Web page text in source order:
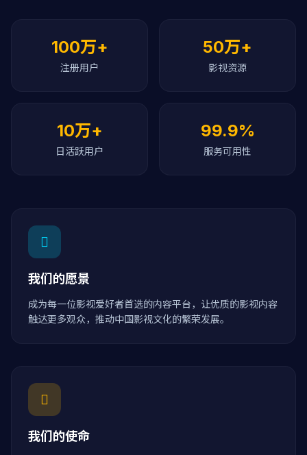
首播影视成立于2020年，致力于打造中国最专业的影视
内容聚合平台。我们相信，好的故事值得被更多人看见。
100万+
注册用户
50万+
影视资源
10万+
日活跃用户
99.9%
服务可用性
我们的愿景
成为每一位影视爱好者首选的内容平台，让优质的影视内容
触达更多观众，推动中国影视文化的繁荣发展。
我们的使命